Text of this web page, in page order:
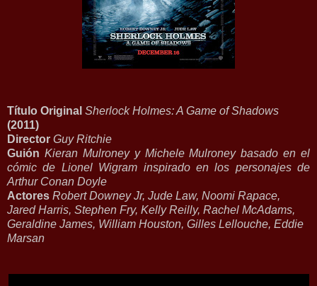
Título Original Sherlock Holmes: A Game of Shadows
(2011)
Director Guy Ritchie
Guión Kieran Mulroney y Michele Mulroney basado en el
cómic de Lionel Wigram inspirado en los personajes de
Arthur Conan Doyle
Actores Robert Downey Jr, Jude Law, Noomi Rapace,
Jared Harris, Stephen Fry, Kelly Reilly, Rachel McAdams,
Geraldine James, William Houston, Gilles Lellouche, Eddie
Marsan